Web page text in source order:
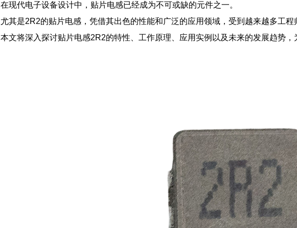
在现代电子设备设计中，贴片电感已经成为不可或缺的元件之一。
尤其是2R2的贴片电感，凭借其出色的性能和广泛的应用领域，受到越来越多工程
本文将深入探讨贴片电感2R2的特性、工作原理、应用实例以及未来的发展趋势，